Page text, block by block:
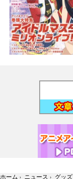
ホーム › ニュース › グッズ